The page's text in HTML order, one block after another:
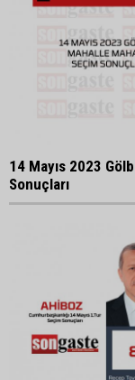
14 Mayıs 2023
Sonuçları